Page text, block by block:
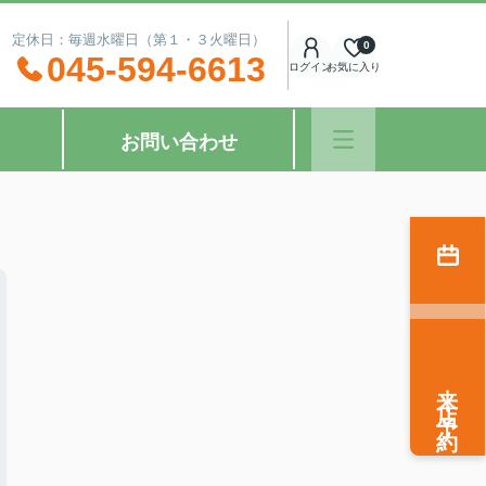
休日：毎週水曜日（第１・３火曜日）
045-594-6613 ログインお気に入り
0
お問い合わせ
来店予約